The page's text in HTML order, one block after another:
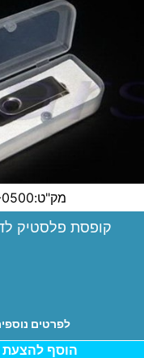
מק"ט:BX-0500
קופסת פלסטיק
לפרטים
הוסף להצעת